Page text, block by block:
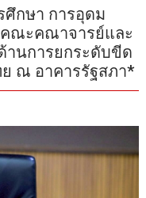
กษา การอุดม
ณะคณาจารย์และ
านการยกระดับขีด
ณ อาคารรัฐสภา*